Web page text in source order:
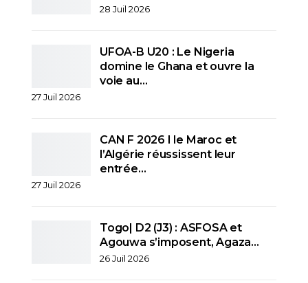
28 Juil 2026
UFOA-B U20 : Le Nigeria
domine le Ghana et ouvre la
voie au…
27 Juil 2026
CAN F 2026 I le Maroc et
l’Algérie réussissent leur
entrée…
27 Juil 2026
Togo| D2 (J3) : ASFOSA et
Agouwa s’imposent, Agaza…
26 Juil 2026